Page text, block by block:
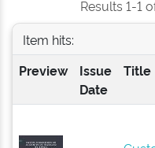
Results 1-1
Item hits:
Preview
Issue
Date
Title